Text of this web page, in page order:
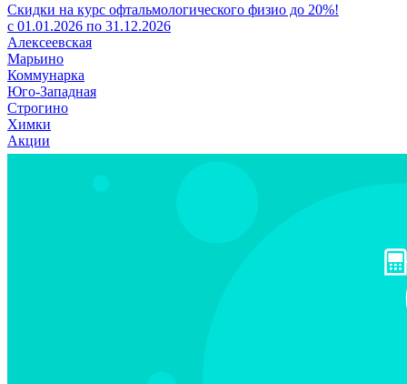
Скидки на курс офтальмологического физио до 20%!
с 01.01.2026 по 31.12.2026
Алексеевская
Марьино
Коммунарка
Юго-Западная
Строгино
Химки
Акции